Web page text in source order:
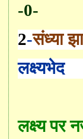
-0-
2-संध्या
लक्ष्यभेद
लक्ष्य पर न